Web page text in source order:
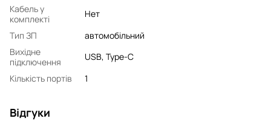
Кабель у
комплекті
Нет
Тип ЗП
автомобільний
Вихідне
підключення
USB, Type-C
Кількість портів
1
Відгуки